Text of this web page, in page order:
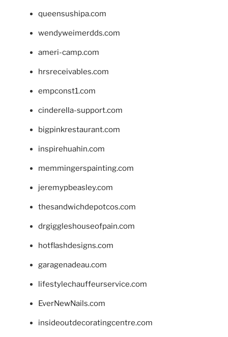
queensushipa.com
wendyweimerdds.com
ameri-camp.com
hrsreceivables.com
empconst1.com
cinderella-support.com
bigpinkrestaurant.com
inspirehuahin.com
memmingerspainting.com
jeremypbeasley.com
thesandwichdepotcos.com
drgiggleshouseofpain.com
hotflashdesigns.com
garagenadeau.com
lifestylechauffeurservice.com
EverNewNails.com
insideoutdecoratingcentre.com